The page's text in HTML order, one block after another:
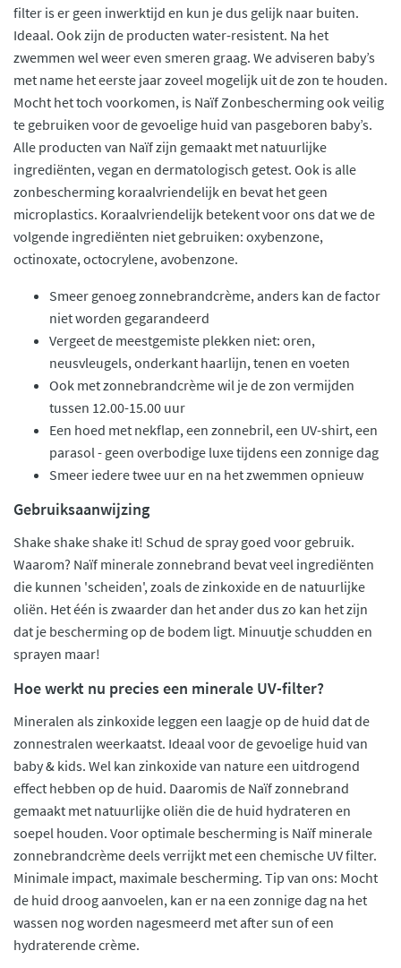
filter is er geen inwerktijd en kun je dus gelijk naar buiten.
Ideaal. Ook zijn de producten water-resistent. Na het
zwemmen wel weer even smeren graag. We adviseren baby’s
met name het eerste jaar zoveel mogelijk uit de zon te houden.
Mocht het toch voorkomen, is Naïf Zonbescherming ook veilig
te gebruiken voor de gevoelige huid van pasgeboren baby’s.
Alle producten van Naïf zijn gemaakt met natuurlijke
ingrediënten, vegan en dermatologisch getest. Ook is alle
zonbescherming koraalvriendelijk en bevat het geen
microplastics. Koraalvriendelijk betekent voor ons dat we de
volgende ingrediënten niet gebruiken: oxybenzone,
octinoxate, octocrylene, avobenzone.
Smeer genoeg zonnebrandcrème, anders kan de factor
niet worden gegarandeerd
Vergeet de meestgemiste plekken niet: oren,
neusvleugels, onderkant haarlijn, tenen en voeten
Ook met zonnebrandcrème wil je de zon vermijden
tussen 12.00-15.00 uur
Een hoed met nekflap, een zonnebril, een UV-shirt, een
parasol - geen overbodige luxe tijdens een zonnige dag
Smeer iedere twee uur en na het zwemmen opnieuw
Gebruiksaanwijzing
Shake shake shake it! Schud de spray goed voor gebruik.
Waarom? Naïf minerale zonnebrand bevat veel ingrediënten
die kunnen 'scheiden', zoals de zinkoxide en de natuurlijke
oliën. Het één is zwaarder dan het ander dus zo kan het zijn
dat je bescherming op de bodem ligt. Minuutje schudden en
sprayen maar!
Hoe werkt nu precies een minerale UV-filter?
Mineralen als zinkoxide leggen een laagje op de huid dat de
zonnestralen weerkaatst. Ideaal voor de gevoelige huid van
baby & kids. Wel kan zinkoxide van nature een uitdrogend
effect hebben op de huid. Daaromis de Naïf zonnebrand
gemaakt met natuurlijke oliën die de huid hydrateren en
soepel houden. Voor optimale bescherming is Naïf minerale
zonnebrandcrème deels verrijkt met een chemische UV filter.
Minimale impact, maximale bescherming. Tip van ons: Mocht
de huid droog aanvoelen, kan er na een zonnige dag na het
wassen nog worden nagesmeerd met after sun of een
hydraterende crème.